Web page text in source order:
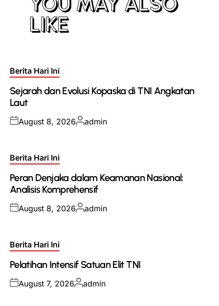
LIKE
Posted
Berita Hari Ini
Sejarah dan Evolusi Kopaska di TNI Angkatan
Laut
Posted
August 8, 2026Posted
admin
Posted
Berita Hari Ini
Peran Denjaka dalam Keamanan Nasional:
Analisis Komprehensif
Posted
August 8, 2026Posted
admin
Posted
Berita Hari Ini
Pelatihan Intensif Satuan Elit TNI
Posted
August 7, 2026Posted
admin